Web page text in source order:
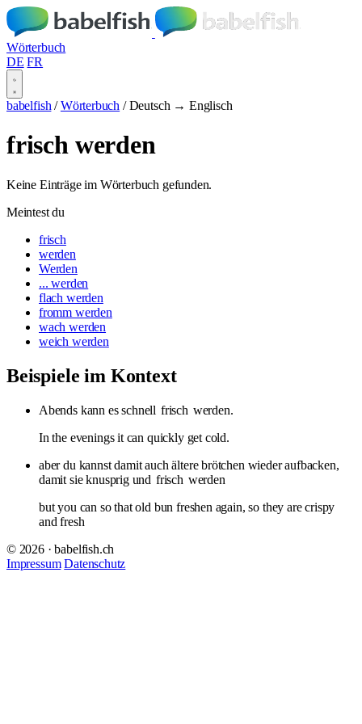
Wörterbuch
DE FR
babelfish / Wörterbuch / Deutsch → Englisch
frisch werden
Keine Einträge im Wörterbuch gefunden.
Meintest du
frisch
werden
Werden
... werden
flach werden
fromm werden
wach werden
weich werden
Beispiele im Kontext
Abends kann es schnell frisch werden.
In the evenings it can quickly get cold.
aber du kannst damit auch ältere brötchen wieder aufbacken,
damit sie knusprig und frisch werden
but you can so that old bun freshen again, so they are crispy
and fresh
© 2026 · babelfish.ch
Impressum Datenschutz